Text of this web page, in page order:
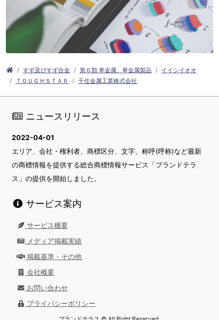
すず及びすず合金 第６類 卑金属、卑金属製品
イイシイオオ
ＴＯＵＧＨＳＴＡＲ
千住金属工業株式会社
ニュースリリース
2022-04-01
エリア、会社・権利者、商標区分、文字、称呼(呼称)など最新
の商標情報を提供する総合商標情報サービス「ブランドテラ
ス」の提供を開始しました。
サービス案内
サービス概要
メディア掲載実績
掲載基準・その他
会社概要
お問い合わせ
プライバシーポリシー
ブランドテラス © All Right Reserved.